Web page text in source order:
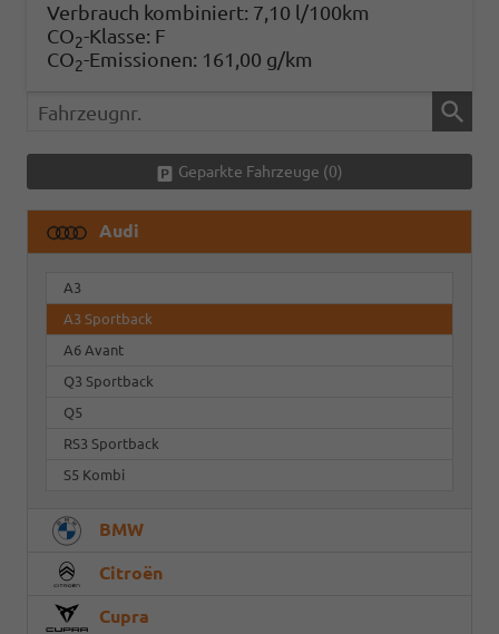
Verbrauch kombiniert: 7,10 l/100km
CO2-Klasse: F
CO2-Emissionen: 161,00 g/km
Fahrzeugnr.
Geparkte Fahrzeuge (0)
Audi
A3
A3 Sportback
A6 Avant
Q3 Sportback
Q5
RS3 Sportback
S5 Kombi
BMW
Citroën
Cupra